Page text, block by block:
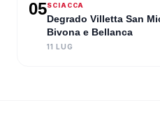
05SCIACCA
Degrado Villetta San
Bivona e Bellanca
11 LUG